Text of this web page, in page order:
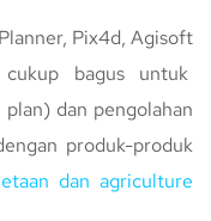
Pix4d, Agisoft
bagus untuk
dan pengolahan
produk-produk
dan agriculture